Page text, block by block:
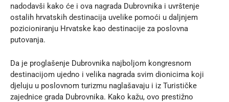
nadodavši kako će i ova nagrada Dubrovnika i uvrštenje
ostalih hrvatskih destinacija uvelike pomoći u daljnjem
pozicioniranju Hrvatske kao destinacije za poslovna
putovanja.
Da je proglašenje Dubrovnika najboljom kongresnom
destinacijom ujedno i velika nagrada svim dionicima koji
djeluju u poslovnom turizmu naglašavaju i iz Turističke
zajednice grada Dubrovnika. Kako kažu, ovo prestižno